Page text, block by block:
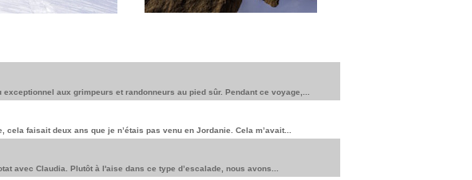
aux grimpeurs et randonneurs au pied sûr. Pendant ce voyage,...
faisait deux ans que je n’étais pas venu en Jordanie. Cela m’avait...
avec Claudia. Plutôt à l'aise dans ce type d’escalade, nous avons...